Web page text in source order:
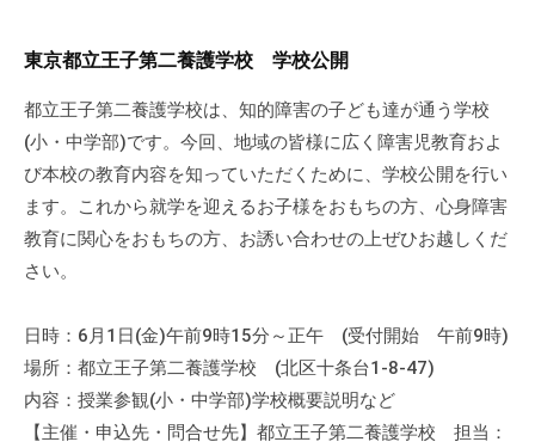
東京都立王子第二養護学校 学校公開
都立王子第二養護学校は、知的障害の子ども達が通う学校
(小・中学部)です。今回、地域の皆様に広く障害児教育およ
び本校の教育内容を知っていただくために、学校公開を行い
ます。これから就学を迎えるお子様をおもちの方、心身障害
教育に関心をおもちの方、お誘い合わせの上ぜひお越しくだ
さい。
日時：6月1日(金)午前9時15分～正午 (受付開始 午前9時)
場所：都立王子第二養護学校 (北区十条台1-8-47)
内容：授業参観(小・中学部)学校概要説明など
【主催・申込先・問合せ先】都立王子第二養護学校 担当：